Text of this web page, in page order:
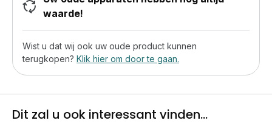
waarde!
Wist u dat wij ook uw oude product kunnen
terugkopen? Klik hier om door te gaan.
Dit zal u ook interessant vinden...